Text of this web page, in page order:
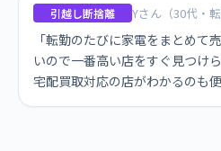
引越し断捨離 Yさん（30代・転
「転勤のたびに家電をまとめて
いので一番高い店をすぐ見つけ
宅配買取対応の店がわかるのも便